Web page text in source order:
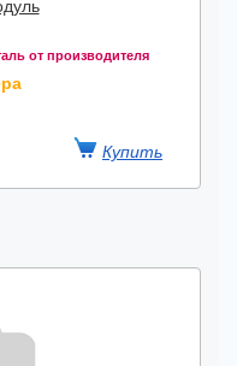
от производителя